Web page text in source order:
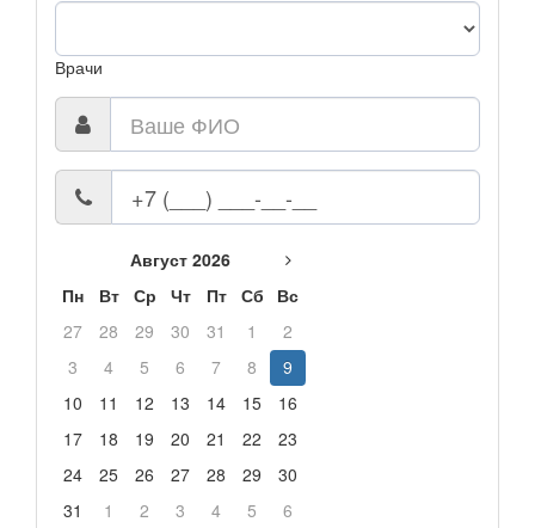
Врачи
Август 2026
Пн
Вт Ср Чт Пт Сб
Вс
27
28 29 30 31 1
2
3
4 5 6 7 8
9
10
11 12 13 14 15
16
17
18 19 20 21 22
23
24
25 26 27 28 29
30
31
1 2 3 4 5
6